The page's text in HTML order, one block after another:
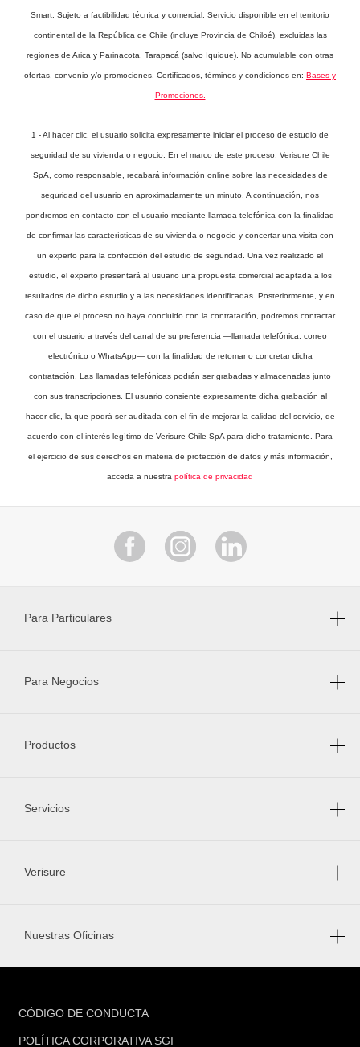
Smart. Sujeto a factibilidad técnica y comercial. Servicio disponible en el territorio
continental de la República de Chile (incluye Provincia de Chiloé), excluidas las
regiones de Arica y Parinacota, Tarapacá (salvo Iquique). No acumulable con otras
ofertas, convenio y/o promociones. Certificados, términos y condiciones en: Bases y
Promociones.
1 - Al hacer clic, el usuario solicita expresamente iniciar el proceso de estudio de
seguridad de su vivienda o negocio. En el marco de este proceso, Verisure Chile
SpA, como responsable, recabará información online sobre las necesidades de
seguridad del usuario en aproximadamente un minuto. A continuación, nos
pondremos en contacto con el usuario mediante llamada telefónica con la finalidad
de confirmar las características de su vivienda o negocio y concertar una visita con
un experto para la confección del estudio de seguridad. Una vez realizado el
estudio, el experto presentará al usuario una propuesta comercial adaptada a los
resultados de dicho estudio y a las necesidades identificadas. Posteriormente, y en
caso de que el proceso no haya concluido con la contratación, podremos contactar
con el usuario a través del canal de su preferencia —llamada telefónica, correo
electrónico o WhatsApp— con la finalidad de retomar o concretar dicha
contratación. Las llamadas telefónicas podrán ser grabadas y almacenadas junto
con sus transcripciones. El usuario consiente expresamente dicha grabación al
hacer clic, la que podrá ser auditada con el fin de mejorar la calidad del servicio, de
acuerdo con el interés legítimo de Verisure Chile SpA para dicho tratamiento. Para
el ejercicio de sus derechos en materia de protección de datos y más información,
acceda a nuestra política de privacidad
Para Particulares
Para Negocios
Productos
Servicios
Verisure
Nuestras Oficinas
FOOTER
CÓDIGO DE CONDUCTA
POLÍTICA CORPORATIVA SGI